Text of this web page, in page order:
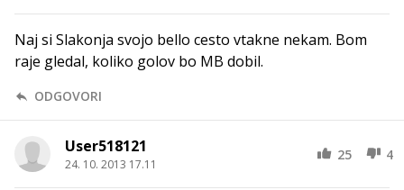
Naj si Slakonja svojo bello cesto vtakne nekam. Bom
raje gledal, koliko golov bo MB dobil.
ODGOVORI
User518121
24. 10. 2013 17.11
25 4